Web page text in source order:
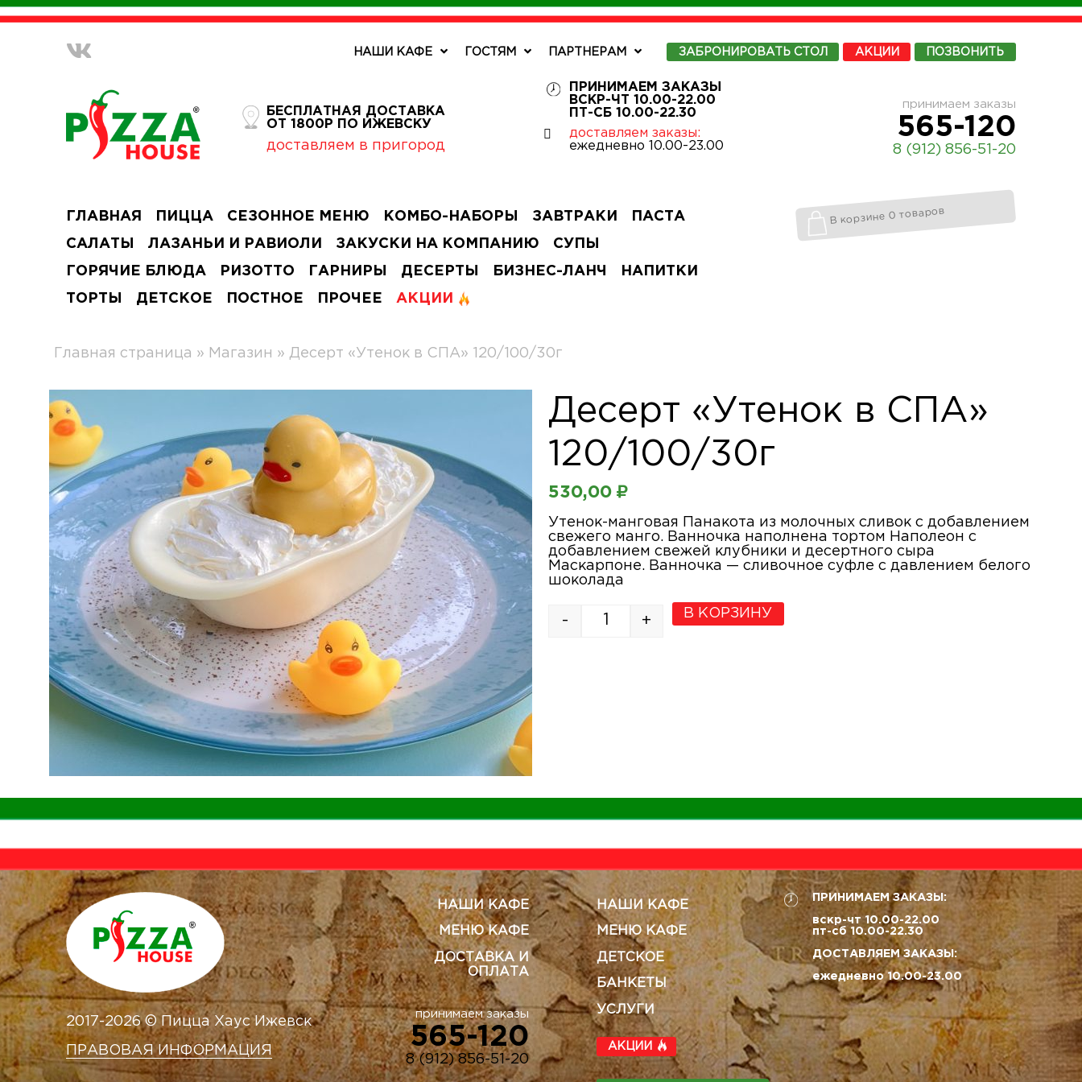
НАШИ КАФЕ ГОСТЯМ ПАРТНЕРАМ ЗАБРОНИРОВАТЬ СТОЛ АКЦИИ ПОЗВОНИТЬ
БЕСПЛАТНАЯ ДОСТАВКА
ОТ 1800Р ПО ИЖЕВСКУ
доставляем в пригород
ПРИНИМАЕМ ЗАКАЗЫ
ВСКР-ЧТ 10.00-22.00
ПТ-СБ 10.00-22.30
доставляем заказы:
ежедневно 10.00-23.00
принимаем заказы
565-120
8 (912) 856-51-20
ГЛАВНАЯ ПИЦЦА СЕЗОННОЕ МЕНЮ КОМБО-НАБОРЫ ЗАВТРАКИ ПАСТА
САЛАТЫ ЛАЗАНЬИ И РАВИОЛИ ЗАКУСКИ НА КОМПАНИЮ СУПЫ
ГОРЯЧИЕ БЛЮДА РИЗОТТО ГАРНИРЫ ДЕСЕРТЫ БИЗНЕС-ЛАНЧ НАПИТКИ
ТОРТЫ ДЕТСКОЕ ПОСТНОЕ ПРОЧЕЕ АКЦИИ
В корзине 0 товаров
Главная страница » Магазин » Десерт «Утенок в СПА» 120/100/30г
Десерт «Утенок в СПА»
120/100/30г
530,00 ₽
Утенок-манговая Панакота из молочных сливок с добавлением
свежего манго. Ванночка наполнена тортом Наполеон с
добавлением свежей клубники и десертного сыра
Маскарпоне. Ванночка — сливочное суфле с давлением белого
шоколада
- + В КОРЗИНУ
2017-2026 © Пицца Хаус Ижевск
ПРАВОВАЯ ИНФОРМАЦИЯ
НАШИ КАФЕ
МЕНЮ КАФЕ
ДОСТАВКА И
ОПЛАТА
принимаем заказы
565-120
8 (912) 856-51-20
НАШИ КАФЕ
МЕНЮ КАФЕ
ДЕТСКОЕ
БАНКЕТЫ
УСЛУГИ
АКЦИИ
ПРИНИМАЕМ ЗАКАЗЫ:
вскр-чт 10.00-22.00
пт-сб 10.00-22.30
ДОСТАВЛЯЕМ ЗАКАЗЫ:
ежедневно 10.00-23.00